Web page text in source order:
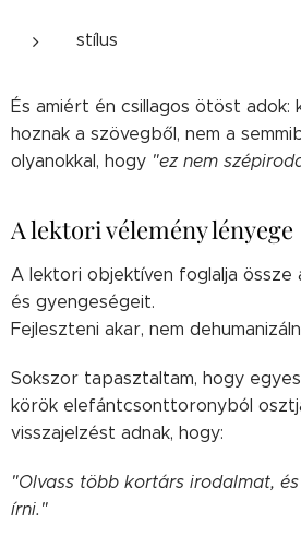
stílus
És amiért én csillagos ötöst adok:
hoznak a szövegből, nem a
olyanokkal, hogy "ez nem
A lektori vélemény lényege
A lektori objektíven foglalja össze
és gyengeségeit.
Fejleszteni akar, nem
Sokszor tapasztaltam, hogy
körök elefántcsonttoronyból
visszajelzést adnak, hogy:
"Olvass több kortárs irodalmat,
írni."